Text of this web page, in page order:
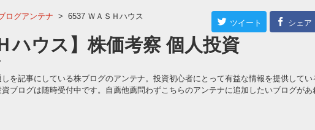
ログアンテナ > 6537 ＷＡＳＨハウス
ツイート シェア
ハウス】株価考察 個人投資
を記事にしている株ブログのアンテナ。投資初心者にとって有益な情報を提供して
ブログは随時受付中です。自薦他薦問わずこちらのアンテナに追加したいブログがあ